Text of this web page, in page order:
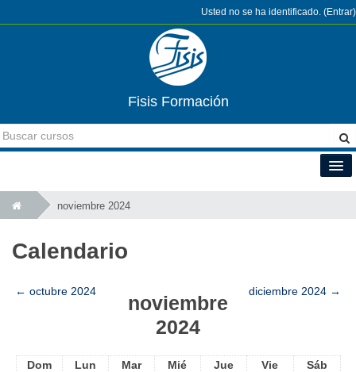
Usted no se ha identificado. (Entrar)
Fisis Formación
Español - Internacional (es)
noviembre 2024
Calendario
← octubre 2024
noviembre
2024
diciembre 2024 →
Dom Lun Mar Mié Jue Vie
Sáb